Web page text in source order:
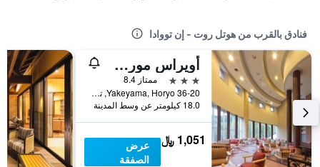
فنادق بالقرب من هوتل روت - إن تووادا
أويراس موري نو هوتل
3 نجوم
ممتاز 8.4
36-20 Yakeyama, Horyo, تووادا, اليابان
18.0 كيلومتر عن وسط المدينة
1,051 ﷼
عرض
الصفقة